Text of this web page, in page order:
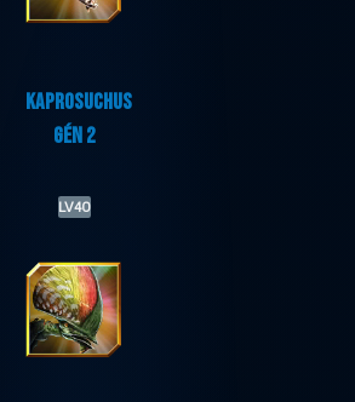
KAPROSUCHUS
GÉN 2
LV40